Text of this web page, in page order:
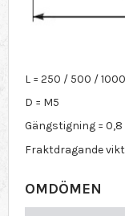
L = 250 / 500 /
D = M5
Gängstigning = 0,8
Fraktdragande
OMDÖMEN